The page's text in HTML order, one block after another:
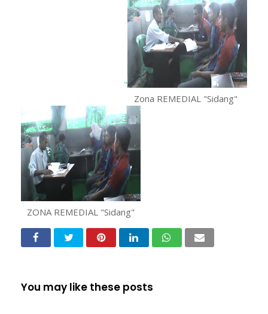
"
Zona REMEDIAL "Sidang"
ZONA REMEDIAL "Sidang"
You may like these posts